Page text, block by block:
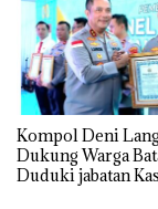
Kompol Deni
Dukung Warga Batam
Duduki jabatan